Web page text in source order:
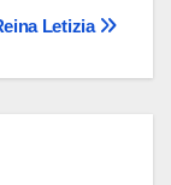
Letizia